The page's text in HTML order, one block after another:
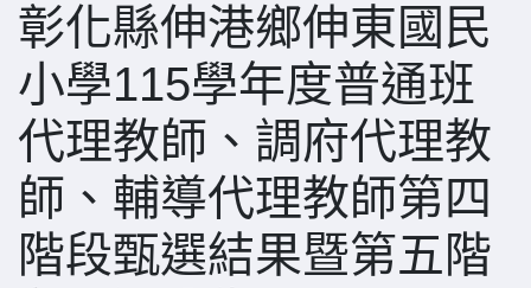
彰化縣伸港鄉伸東國民
小學115學年度普通班
代理教師、調府代理教
師、輔導代理教師第四
階段甄選結果暨第五階